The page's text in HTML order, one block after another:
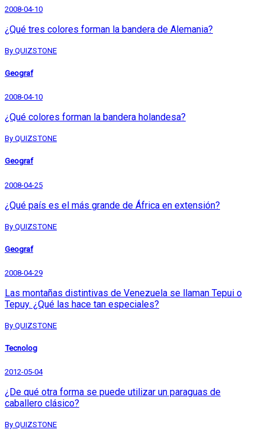
2008-04-10
¿Qué tres colores forman la bandera de Alemania?
By QUIZSTONE
Geograf
2008-04-10
¿Qué colores forman la bandera holandesa?
By QUIZSTONE
Geograf
2008-04-25
¿Qué país es el más grande de África en extensión?
By QUIZSTONE
Geograf
2008-04-29
Las montañas distintivas de Venezuela se llaman Tepui o
Tepuy. ¿Qué las hace tan especiales?
By QUIZSTONE
Tecnolog
2012-05-04
¿De qué otra forma se puede utilizar un paraguas de
caballero clásico?
By QUIZSTONE